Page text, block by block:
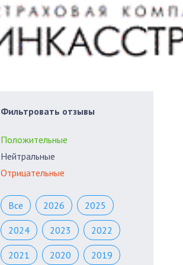
Фильтровать отзывы
Положительные
Нейтральные
Отрицательные
Все 2026 2025
2024 2023 2022
2021 2020 2019